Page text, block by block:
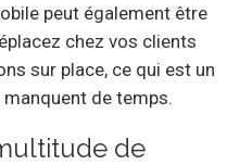
peut également être
chez vos clients
sur place, ce qui est un
de temps.
de